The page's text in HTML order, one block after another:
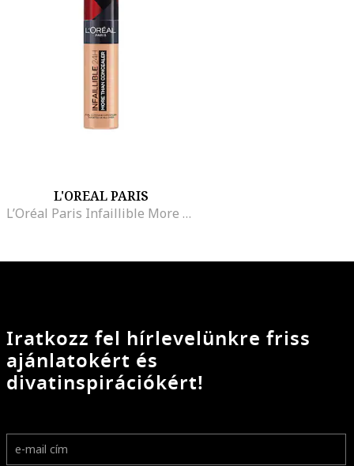
L'OREAL PARIS
L’Oréal Paris Infaillible More Than Concealer korrektor, Cashmere
Iratkozz fel hírlevelünkre friss
ajánlatokért és
divatinspirációkért!